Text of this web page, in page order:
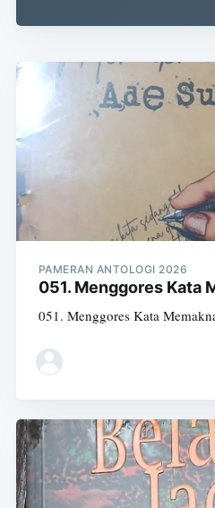
PAMERAN ANTOLOGI 2026
051. Menggores Kata
051. Menggores Kata